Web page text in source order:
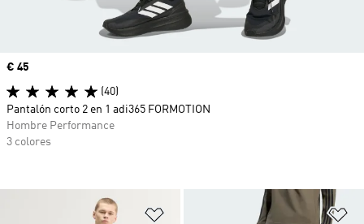
Añadir a la lista de deseos
Precio
€ 45
(40)
Pantalón corto 2 en 1 adi365 FORMOTION
Hombre Performance
3 colores